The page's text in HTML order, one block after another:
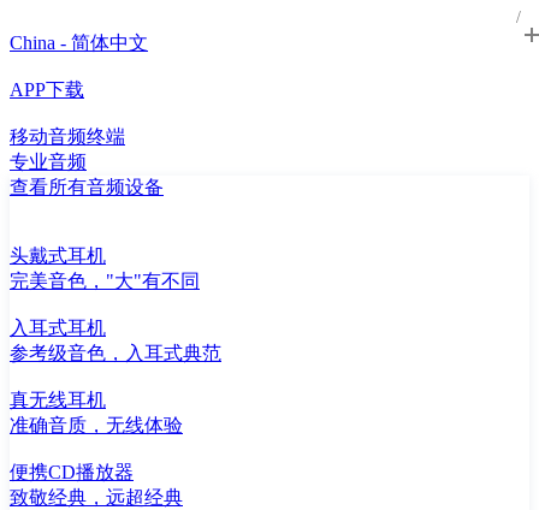
China - 简体中文
APP下载
移动音频终端
专业音频
查看所有音频设备
头戴式耳机
完美音色，"大"有不同
入耳式耳机
参考级音色，入耳式典范
真无线耳机
准确音质，无线体验
便携CD播放器
致敬经典，远超经典